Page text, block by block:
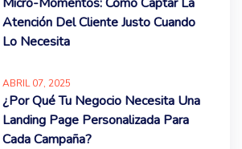
Atención Del Cliente Justo Cuando
Lo Necesita
ABRIL07, 2025
¿Por Qué Tu Negocio Necesita Una
Landing Page Personalizada Para
Cada Campaña?